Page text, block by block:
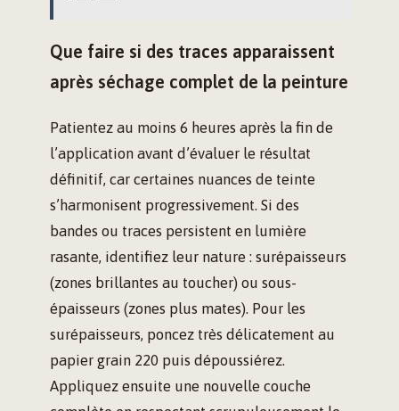
Que faire si des traces apparaissent
après séchage complet de la peinture
Patientez au moins 6 heures après la fin de
l’application avant d’évaluer le résultat
définitif, car certaines nuances de teinte
s’harmonisent progressivement. Si des
bandes ou traces persistent en lumière
rasante, identifiez leur nature : surépaisseurs
(zones brillantes au toucher) ou sous-
épaisseurs (zones plus mates). Pour les
surépaisseurs, poncez très délicatement au
papier grain 220 puis dépoussiérez.
Appliquez ensuite une nouvelle couche